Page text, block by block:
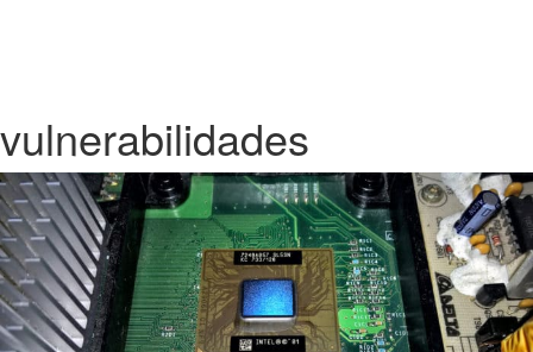
vulnerabilidades